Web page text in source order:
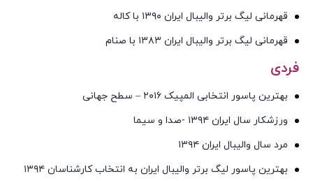
قهرمانی لیگ برتر والیبال ایران ۱۳۹۰ با کاله
قهرمانی لیگ برتر والیبال ایران ۱۳۸۳ با صنام
فردی
بهترین پاسور انتخابی المپیک ۲۰۱۶ – سطح جهانی
ورزشکار سال ایران ۱۳۹۴ -صدا و سیما
مرد سال والیبال ایران ۱۳۹۴
بهترین پاسور لیگ برتر والیبال ایران به انتخاب کارشناسان ۱۳۹۴